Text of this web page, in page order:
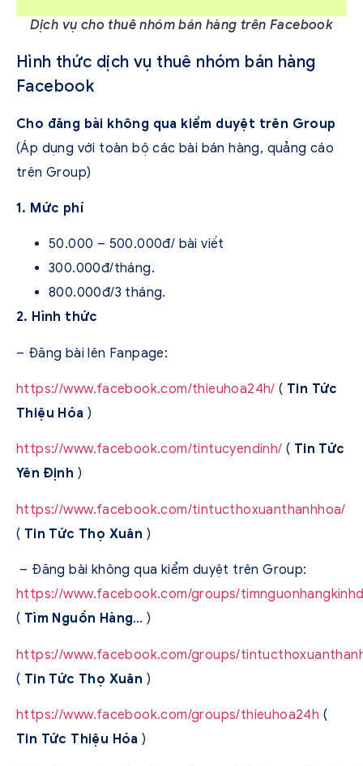
Dịch vụ cho thuê nhóm bán hàng trên Facebook
Hình thức dịch vụ thuê nhóm bán hàng
Facebook
Cho đăng bài không qua kiểm duyệt trên Group
(Áp dụng với toàn bộ các bài bán hàng, quảng cáo
trên Group)
1. Mức phí
50.000 – 500.000đ/ bài viết
300.000đ/tháng.
800.000đ/3 tháng.
2. Hình thức
– Đăng bài lên Fanpage:
https://www.facebook.com/thieuhoa24h/ ( Tin Tức
Thiệu Hóa )
https://www.facebook.com/tintucyendinh/ ( Tin Tức
Yên Định )
https://www.facebook.com/tintucthoxuanthanhhoa/
( Tin Tức Thọ Xuân )
– Đăng bài không qua kiểm duyệt trên Group:
https://www.facebook.com/groups/
( Tìm Nguồn Hàng… )
https://www.facebook.com/groups/
( Tin Tức Thọ Xuân )
https://www.facebook.com/groups/thieuhoa24h (
Tin Tức Thiệu Hóa )